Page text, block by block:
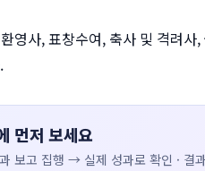
영사, 표창수여, 축사 및 격려
먼저 보세요
보고 집행 → 실제 성과로 확인 · 결